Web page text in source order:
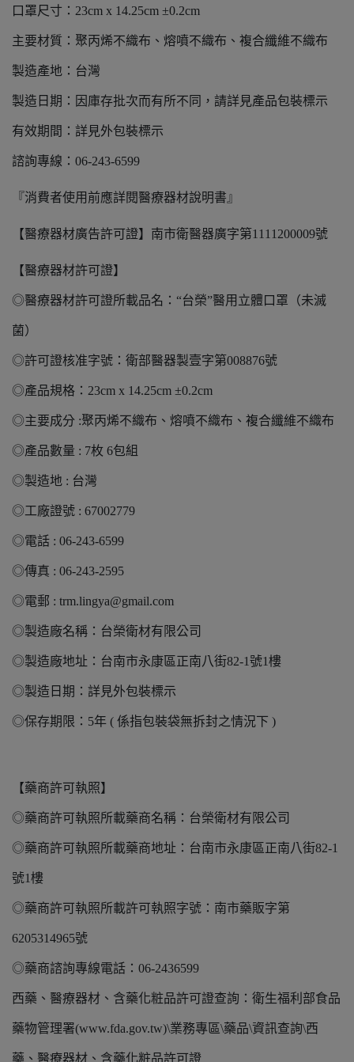
口罩尺寸：23cm x 14.25cm ±0.2cm
主要材質：聚丙烯不織布、熔噴不織布、複合纖維不織布
製造產地：台灣
製造日期：因庫存批次而有所不同，請詳見產品包裝標示
有效期間：詳見外包裝標示
諮詢專線：06-243-6599
『消費者使用前應詳閱醫療器材說明書』
【醫療器材廣告許可證】南市衛醫器廣字第1111200009號
【醫療器材許可證】
◎醫療器材許可證所載品名：“台榮”醫用立體口罩（未滅
菌）
◎許可證核准字號：衛部醫器製壹字第008876號
◎產品規格：23cm x 14.25cm ±0.2cm
◎主要成分 :聚丙烯不織布、熔噴不織布、複合纖維不織布
◎產品數量 : 7枚 6包組
◎製造地 : 台灣
◎工廠證號 : 67002779
◎電話 : 06-243-6599
◎傳真 : 06-243-2595
◎電郵 : trm.lingya@gmail.com
◎製造廠名稱：台榮衛材有限公司
◎製造廠地址：台南市永康區正南八街82-1號1樓
◎製造日期：詳見外包裝標示
◎保存期限：5年 ( 係指包裝袋無拆封之情況下 )
【藥商許可執照】
◎藥商許可執照所載藥商名稱：台榮衛材有限公司
◎藥商許可執照所載藥商地址：台南市永康區正南八街82-1
號1樓
◎藥商許可執照所載許可執照字號：南市藥販字第
6205314965號
◎藥商諮詢專線電話：06-2436599
西藥、醫療器材、含藥化粧品許可證查詢：衛生福利部食品
藥物管理署(www.fda.gov.tw)\業務專區\藥品\資訊查詢\西
藥、醫療器材、含藥化粧品許可證